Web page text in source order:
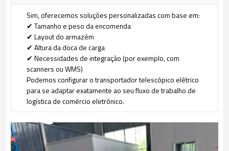
Sim, oferecemos soluções personalizadas com base em:
✔ Tamanho e peso da encomenda
✔ Layout do armazém
✔ Altura da doca de carga
✔ Necessidades de integração (por exemplo, com
scanners ou WMS)
Podemos configurar o transportador telescópico elétrico
para se adaptar exatamente ao seu fluxo de trabalho de
logística de comércio eletrônico.